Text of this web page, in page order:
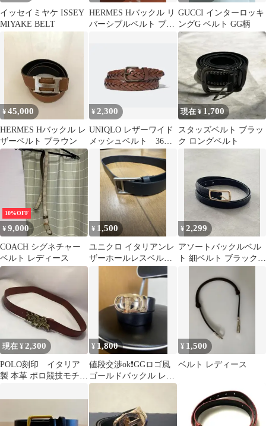
イッセイミヤケ ISSEY
MIYAKE BELT
HERMES Hバックル リ
バーシブルベルト ブル
GUCCI インターロッキ
ングG ベルト GG柄
¥45,000
HERMES Hバックル レ
ザーベルト ブラウン
¥2,300
UNIQLO レザーワイド
メッシュベルト 36ブ
ラウン 本革
現在 ¥ 1,700
スタッズベルト ブラッ
ク ロングベルト
10%OFF
¥9,000
COACH シグネチャー
ベルト レディース
¥ 1,500
ユニクロ イタリアンレ
ザーホールレスベルト
¥2,299
アソートバックルベル
ト 細ベルト ブラック
現在 ¥2,300
POLO刻印 イタリア
製 本革 ポロ競技モチー
¥ 1,800
値段交渉ok❗️GGロゴ風
ゴールドバックル レザ
ー ベルトブラック 新品
¥ 1,500
ベルト レディース